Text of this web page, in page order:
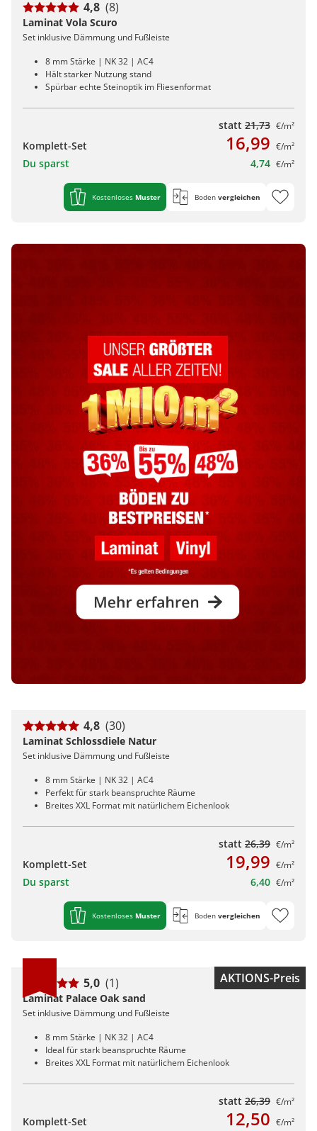
4,8 (8)
Laminat Vola Scuro
Set inklusive Dämmung und Fußleiste
8 mm Stärke | NK 32 | AC4
Hält starker Nutzung stand
Spürbar echte Steinoptik im Fliesenformat
statt 21,73 €/m²
Komplett-Set 16,99 €/m²
Du sparst 4,74 €/m²
Kostenloses Muster Boden vergleichen
4,8 (30)
Laminat Schlossdiele Natur
Set inklusive Dämmung und Fußleiste
8 mm Stärke | NK 32 | AC4
Perfekt für stark beanspruchte Räume
Breites XXL Format mit natürlichem Eichenlook
statt 26,39 €/m²
Komplett-Set 19,99 €/m²
Du sparst 6,40 €/m²
Kostenloses Muster Boden vergleichen
AKTIONS-Preis
5,0 (1)
Laminat Palace Oak sand
Set inklusive Dämmung und Fußleiste
8 mm Stärke | NK 32 | AC4
Ideal für stark beanspruchte Räume
Breites XXL Format mit natürlichem Eichenlook
statt 26,39 €/m²
Komplett-Set 12,50 €/m²